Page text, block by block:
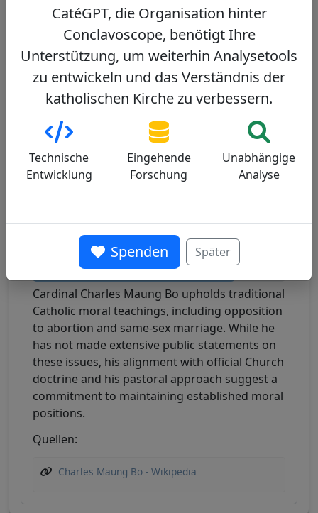
Is the Next Pope at the Synod? - National Catholic
Register
Detaillierte Bewertung nach Kriterium
Moraldoktrin Liturgie Soziopolitisch
Beziehung zu Papst Franziskus Dialog
Moraldoktrin Konservativ
Cardinal Charles Maung Bo upholds traditional
Catholic moral teachings, including opposition
to abortion and same-sex marriage. While he
has not made extensive public statements on
these issues, his alignment with official Church
doctrine and his pastoral approach suggest a
commitment to maintaining established moral
positions.
Quellen:
Charles Maung Bo - Wikipedia
CatéGPT, die Organisation hinter
Conclavoscope, benötigt Ihre
Unterstützung, um weiterhin Analysetools
zu entwickeln und das Verständnis der
katholischen Kirche zu verbessern.
Technische
Entwicklung
Eingehende
Forschung
Unabhängige
Analyse
Spenden Später